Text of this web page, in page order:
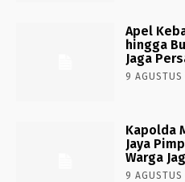
Apel
hingga
Jaga
9
Kapolda
Jaya
Warga
9